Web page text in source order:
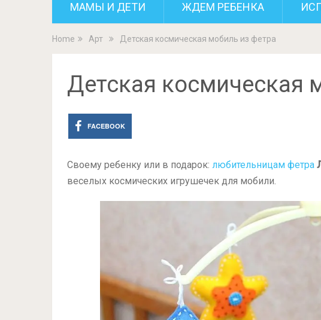
МАМЫ И ДЕТИ ЖДЕМ РЕБЕНКА
Home Арт Детская космическая мобиль из фетра
Детская космическая
FACEBOOK
Своему ребенку или в подарок: любительницам фетра
веселых космических игрушечек для мобили.